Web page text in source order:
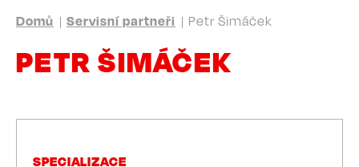
DROBEČKOVÁ
NAVIGACE
Domů Servisní partneři Petr Šimáček
PETR ŠIMÁČEK
SPECIALIZACE